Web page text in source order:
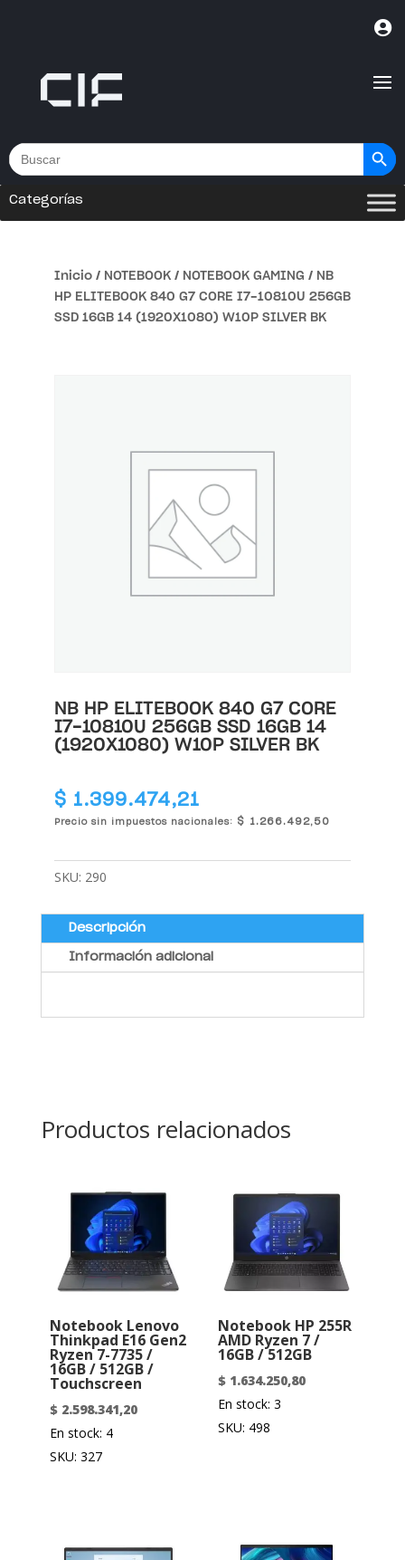

Buscar: Botón de
Categorías
Inicio/ NOTEBOOK/ NOTEBOOK GAMING / NB
HP ELITEBOOK 840 G7 CORE I7-10810U 256GB
SSD 16GB 14 (1920X1080) W10P SILVER BK
NB HP ELITEBOOK 840 G7 CORE
I7-10810U 256GB SSD 16GB 14
(1920X1080) W10P SILVER BK
$ 1.399.474,21
Precio sin impuestos nacionales: $ 1.266.492,50
SKU: 290
Descripción
Información adicional
Productos relacionados
Notebook Lenovo
Thinkpad E16 Gen2
Ryzen 7-7735 /
16GB / 512GB /
Touchscreen
$2.598.341,20
En stock: 4
SKU: 327
Notebook HP 255R
AMD Ryzen 7 /
16GB / 512GB
$ 1.634.250,80
En stock: 3
SKU: 498